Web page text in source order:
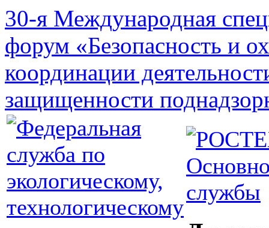
30-я Международная
форум «Безопасность и
координации
защищенности
службы